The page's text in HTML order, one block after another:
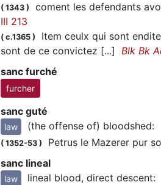
( 1343 ) coment les defendants
III 213
( c.1365 ) Item ceulx qui sont
sont de ce convictez [...] Blk Bk
sanc furché
furcher
sanc guté
law (the offense of) bloodshed:
( 1352-53 ) Petrus le Mazerer pur
sanc lineal
law lineal blood, direct descent: